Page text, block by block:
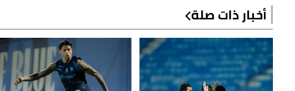
أخبار ذات صلة